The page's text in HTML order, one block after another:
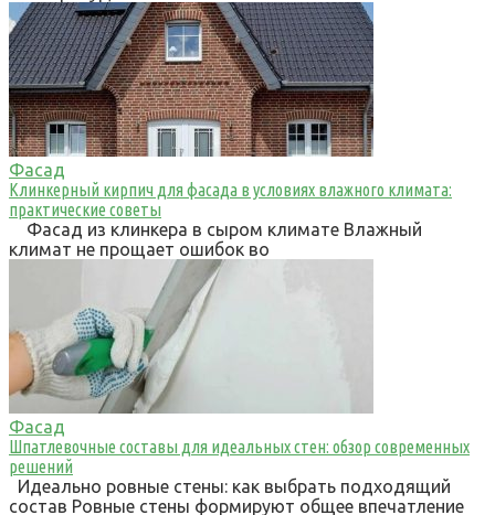
Фасад
Клинкерный кирпич для фасада в условиях влажного климата:
практические советы
Фасад из клинкера в сыром климате Влажный
климат не прощает ошибок во
Фасад
Шпатлевочные составы для идеальных стен: обзор современных
решений
Идеально ровные стены: как выбрать подходящий
состав Ровные стены формируют общее впечатление